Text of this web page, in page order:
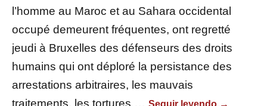
l’homme au Maroc et au Sahara occidental
occupé demeurent fréquentes, ont regretté
jeudi à Bruxelles des défenseurs des droits
humains qui ont déploré la persistance des
arrestations arbitraires, les mauvais